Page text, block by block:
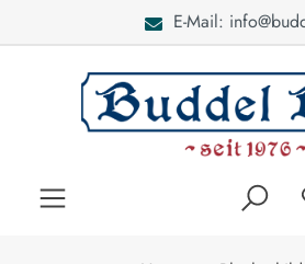
E-Mail: